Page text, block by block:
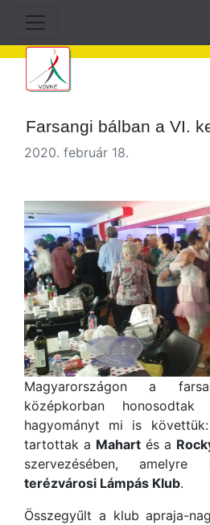
Farsangi bálban a VI.
2020. február 18.
Magyarországon a
középkorban
hagyományt mi is
tartottak a Mahart és a
szervezésében,
terézvárosi Lámpás Klub.
Összegyűlt a klub apraja-